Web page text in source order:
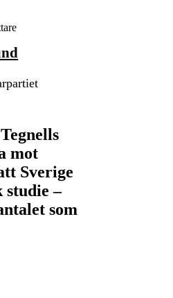
mot
Sverige
studie –
som